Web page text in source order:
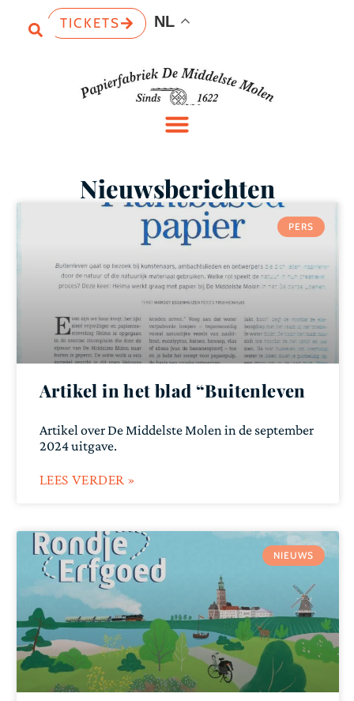
TICKETS NL
Nieuwsberichten
PERS
Artikel in het blad “Buitenleven
Artikel over De Middelste Molen in de september
2024 uitgave.
LEES VERDER »
NIEUWS